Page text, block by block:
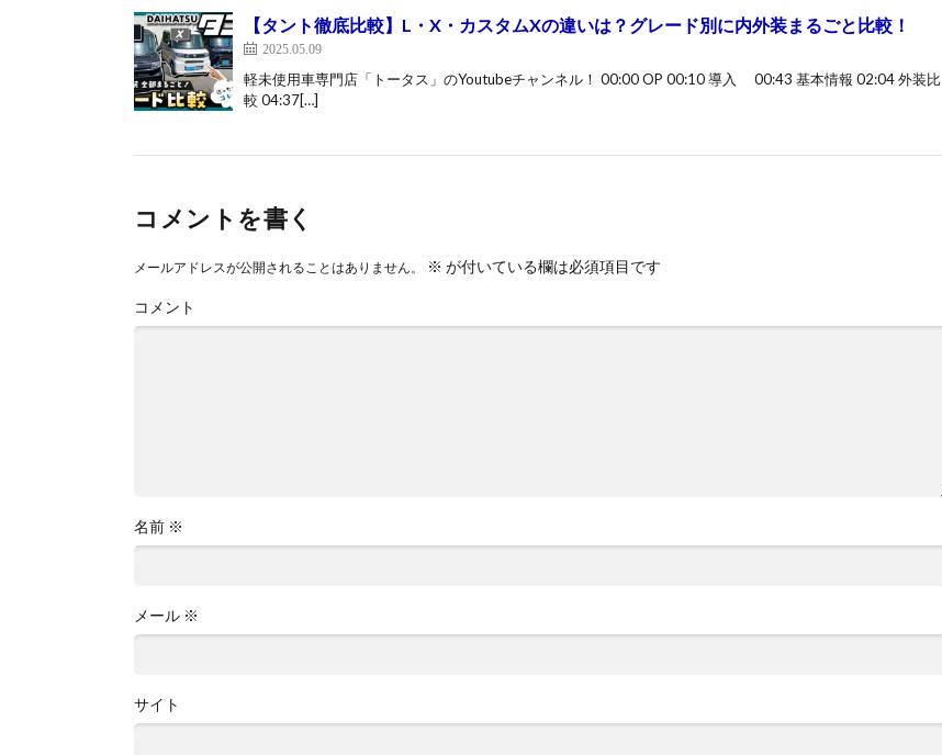
【タント徹底比較】L・X・カスタムXの違いは？グレード別に内外装まるごと比較！
2025.05.09
軽未使用車専門店「トータス」のYoutubeチャンネル！ 00:00 OP 00:10 導入 00:43 基本情報 02:04 外装比
較 04:37[…]
コメントを書く
メールアドレスが公開されることはありません。 ※ が付いている欄は必須項目です
コメント
名前 ※
メール ※
サイト